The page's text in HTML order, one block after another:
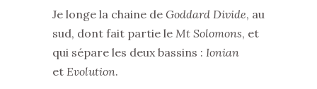
Je longe la chaine de Goddard Divide, au
sud, dont fait partie le Mt Solomons, et
qui sépare les deux bassins : Ionian
et Evolution.